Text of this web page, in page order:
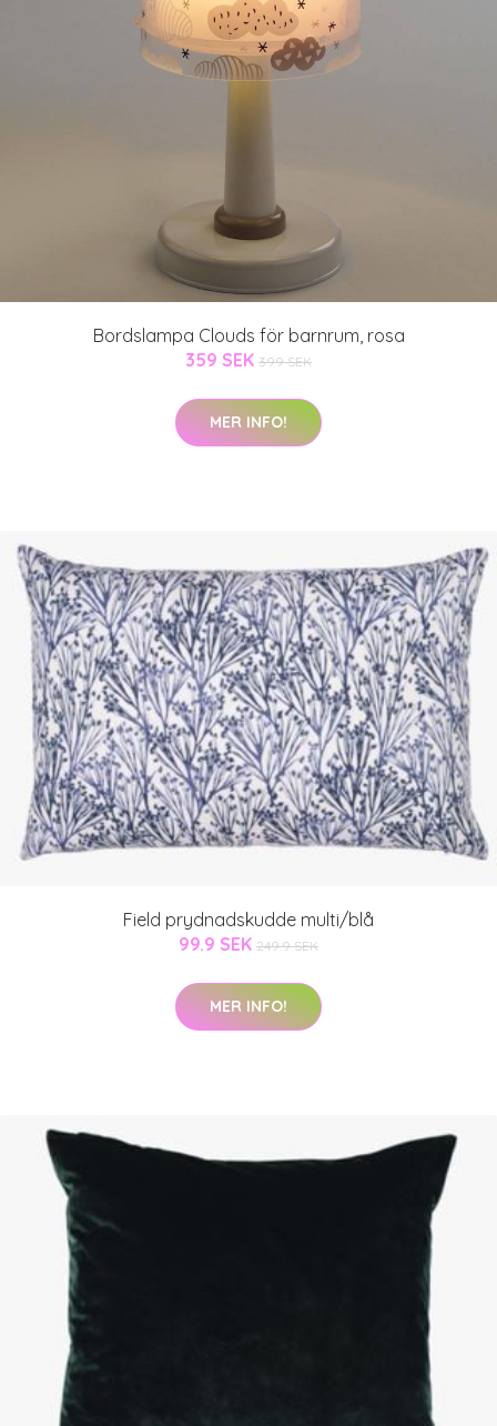
Bordslampa Clouds för barnrum, rosa
359 SEK 399 SEK
MER INFO!
Field prydnadskudde multi/blå
99.9 SEK 249.9 SEK
MER INFO!